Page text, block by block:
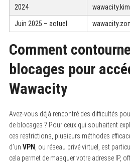
2024
Juin 2025 – actuel
Comment
blocages pour
Wawacity
Avez-vous déjà rencontré des difficultés
de blocages ? Pour ceux qui souhaitent
ces restrictions, plusieurs méthodes
d’un VPN
, ou réseau privé virtuel, est
cela permet de masquer votre adresse IP,